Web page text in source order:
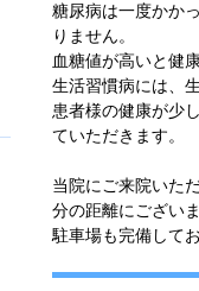
糖尿病は一度かか
りません。
血糖値が高いと健
生活習慣病には、
患者様の健康が少
ていただきます。
当院にご来院いた
分の距離にございま
駐車場も完備して